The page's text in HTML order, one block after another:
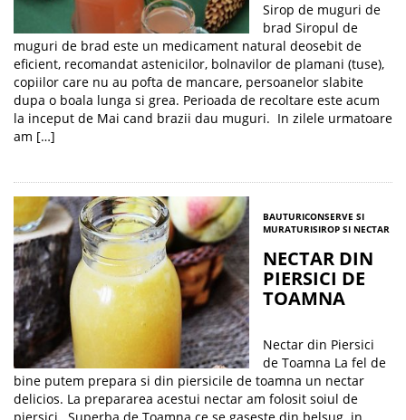
Sirop de muguri de
brad Siropul de
muguri de brad este un medicament natural deosebit de
eficient, recomandat astenicilor, bolnavilor de plamani (tuse),
copiilor care nu au pofta de mancare, persoanelor slabite
dupa o boala lunga si grea. Perioada de recoltare este acum
la inceput de Mai cand brazii dau muguri. In zilele urmatoare
am […]
BAUTURICONSERVE SI
MURATURISIROP SI NECTAR
NECTAR DIN
PIERSICI DE
TOAMNA
Nectar din Piersici
de Toamna La fel de
bine putem prepara si din piersicile de toamna un nectar
delicios. La prepararea acestui nectar am folosit soiul de